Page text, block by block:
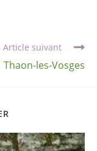
Article suivant
les-Vosges